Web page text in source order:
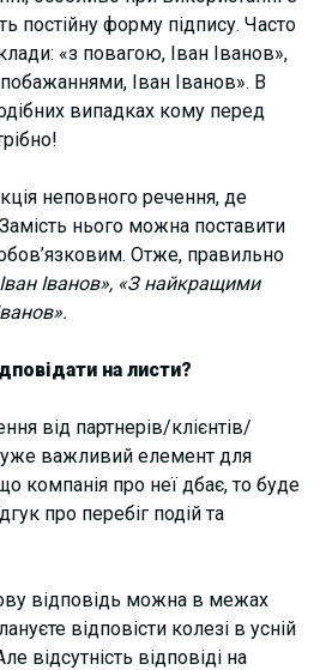
постійну форму підпису. Часто
«з повагою, Іван Іванов»,
Іван Іванов». В
випадках кому перед
неповного речення, де
нього можна поставити
Отже, правильно
Іванов», «З найкращими
на листи?
від партнерів/клієнтів/
важливий елемент для
компанія про неї дбає, то буде
про перебіг подій та
відповідь можна в межах
відповісти колезі в усній
відсутність відповіді на